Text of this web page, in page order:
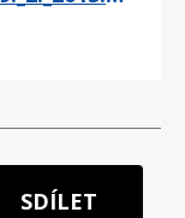
SDÍLET